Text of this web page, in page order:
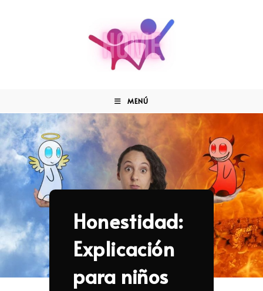
MENÚ
Honestidad:
Explicación
para niños